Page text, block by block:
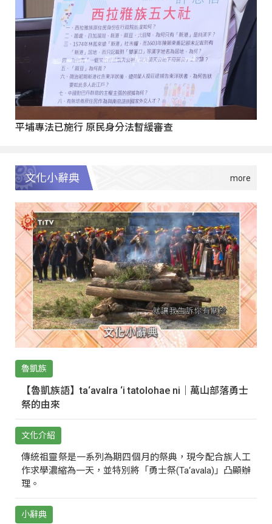
平埔專法已施行 原民身分法暫緩審查
文化小辭典
魯凱族
【魯凱族語】ta‘avalra ‘i tatolohae ni｜萬山部落勇士
祭的由來
文化介紹
傳統祖靈祭是一系列為期四個月的祭典，現今配合族人工
作求學濃縮為一天，並特別將「勇士祭(Ta‘avala)」凸顯辦
理。
小辭典